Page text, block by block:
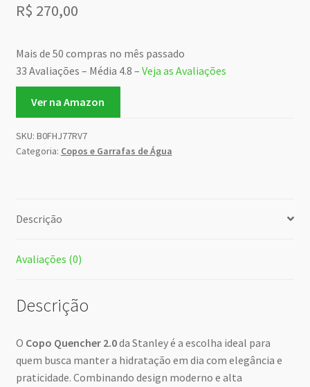
R$ 270,00
Mais de 50 compras no mês passado
33 Avaliações – Média 4.8 – Veja as Avaliações
Ver na Amazon
SKU: B0FHJ77RV7
Categoria: Copos e Garrafas de Água
Descrição
Avaliações (0)
Descrição
O Copo Quencher 2.0da Stanley é a escolha ideal para
quem busca manter a hidratação em dia com elegância e
praticidade. Combinando design moderno e alta